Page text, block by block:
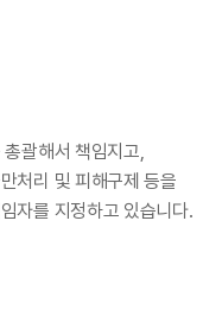
괄해서 책임지고,
처리 및 피해구제 등을
자를 지정하고 있습니다.